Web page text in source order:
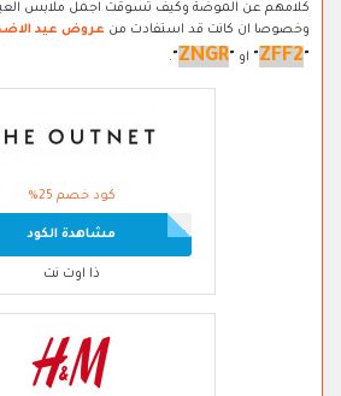
كلامهم عن الموضة وكيف تسوقت اجمل ملابس
وخصوصا ان كانت قد استفادت من عروض عيد
"
ZFF2
" او "
ZNGR
"
.
كود خصم 25%
مشاهدة الكود
ذا اوت نت